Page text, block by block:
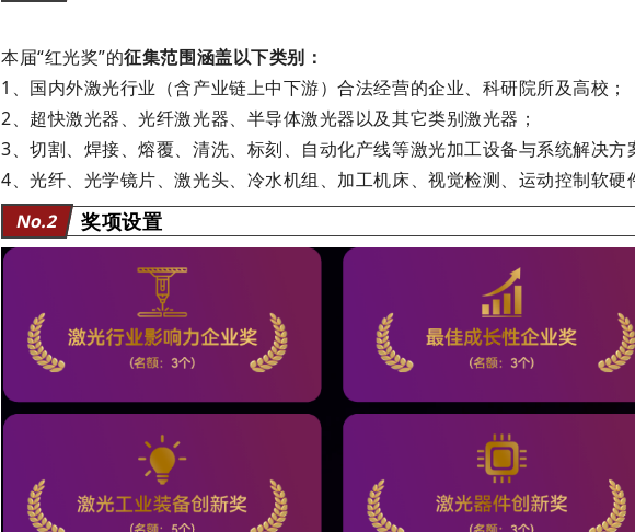
本届“红光奖”的征集范围涵盖以下类别：
1、国内外激光行业（含产业链上中下游）合法经营的企业、科研院所及高校；
2、超快激光器、光纤激光器、半导体激光器以及其它类别激光器；
3、切割、焊接、熔覆、清洗、标刻、自动化产线等激光加工设备与系统解决方
4、光纤、光学镜片、激光头、冷水机组、加工机床、视觉检测、运动控制软硬
No.2
奖项设置